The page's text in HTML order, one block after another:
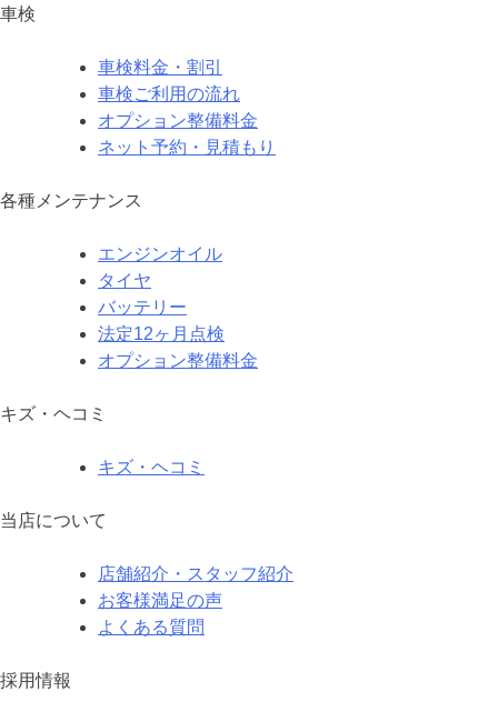
車検
車検料金・割引
車検ご利用の流れ
オプション整備料金
ネット予約・見積もり
各種メンテナンス
エンジンオイル
タイヤ
バッテリー
法定12ヶ月点検
オプション整備料金
キズ・ヘコミ
キズ・ヘコミ
当店について
店舗紹介・スタッフ紹介
お客様満足の声
よくある質問
採用情報